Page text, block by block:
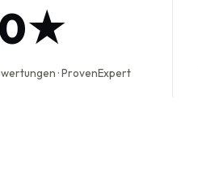
· ProvenExpert